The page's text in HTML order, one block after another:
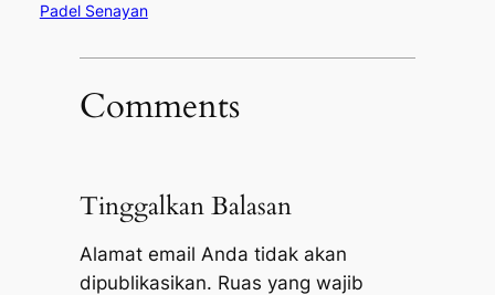
Padel Senayan
Comments
Tinggalkan Balasan
Alamat email Anda tidak akan
dipublikasikan. Ruas yang wajib